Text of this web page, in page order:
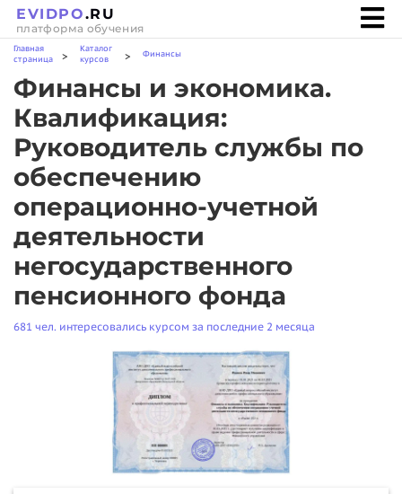
EVIDPO.RU
платформа обучения
Главная
страница
>
Каталог
курсов
> Финансы
Финансы и экономика.
Квалификация:
Руководитель службы по
обеспечению
операционно-учетной
деятельности
негосударственного
пенсионного фонда
681 чел. интересовались курсом за последние 2 месяца